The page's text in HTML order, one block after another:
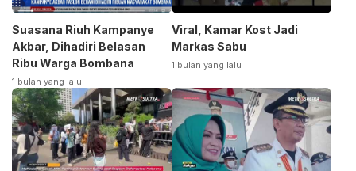
Suasana Riuh Kampanye
Akbar, Dihadiri Belasan
Ribu Warga Bombana
1 bulan yang lalu
Viral, Kamar Kost Jadi
Markas Sabu
1 bulan yang lalu